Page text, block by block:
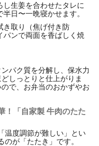
生姜を合わせたタレに
日〜一晩寝かせます。
き取り（焦げ付き防
パンで両面を香ばしく焼
パク質を分解し、保水力
しっとりと仕上がりま
で、お弁当のおかずやお
！「自家製 牛肉のたた
温度調節が難しい」とい
が「たたき」です。